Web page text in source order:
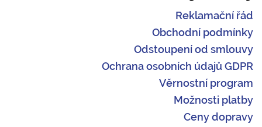
Reklamační řád
Obchodní podmínky
Odstoupení od smlouvy
Ochrana osobních údajů GDPR
Věrnostní program
Možnosti platby
Ceny dopravy